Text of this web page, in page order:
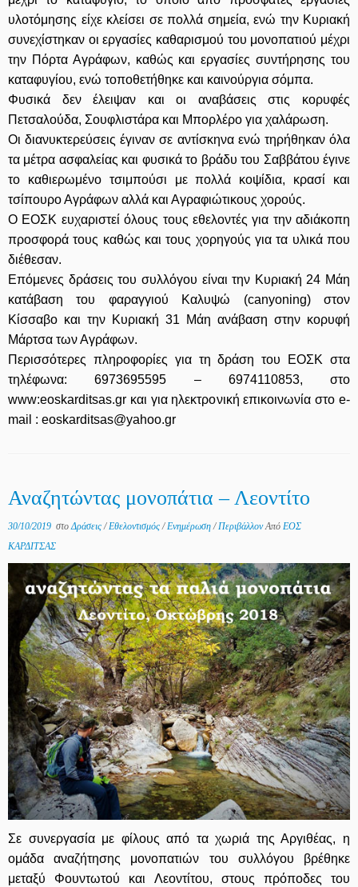
υλοτόμησης είχε κλείσει σε πολλά σημεία, ενώ την Κυριακή
συνεχίστηκαν οι εργασίες καθαρισμού του μονοπατιού μέχρι
την Πόρτα Αγράφων, καθώς και εργασίες συντήρησης του
καταφυγίου, ενώ τοποθετήθηκε και καινούργια σόμπα.
Φυσικά δεν έλειψαν και οι αναβάσεις στις κορυφές
Πετσαλούδα, Σουφλιστάρα και Μπορλέρο για χαλάρωση.
Οι διανυκτερεύσεις έγιναν σε αντίσκηνα ενώ τηρήθηκαν όλα
τα μέτρα ασφαλείας και φυσικά το βράδυ του Σαββάτου έγινε
το καθιερωμένο τσιμπούσι με πολλά κοψίδια, κρασί και
τσίπουρο Αγράφων αλλά και Αγραφιώτικους χορούς.
Ο ΕΟΣΚ ευχαριστεί όλους τους εθελοντές για την αδιάκοπη
προσφορά τους καθώς και τους χορηγούς για τα υλικά που
διέθεσαν.
Επόμενες δράσεις του συλλόγου είναι την Κυριακή 24 Μάη
κατάβαση του φαραγγιού Καλυψώ (canyoning) στον
Κίσσαβο και την Κυριακή 31 Μάη ανάβαση στην κορυφή
Μάρτσα των Αγράφων.
Περισσότερες πληροφορίες για τη δράση του ΕΟΣΚ στα
τηλέφωνα: 6973695595 – 6974110853, στο
www:eoskarditsas.gr και για ηλεκτρονική επικοινωνία στο e-
mail : eoskarditsas@yahoo.gr
Αναζητώντας μονοπάτια – Λεοντίτο
30/10/2019 στοΔράσεις/Εθελοντισμός/Ενημέρωση/ΠεριβάλλονΑπό ΕΟΣ
ΚΑΡΔΙΤΣΑΣ
Σε συνεργασία με φίλους από τα χωριά της Αργιθέας, η
ομάδα αναζήτησης μονοπατιών του συλλόγου βρέθηκε
μεταξύ Φουντωτού και Λεοντίτου, στους πρόποδες του